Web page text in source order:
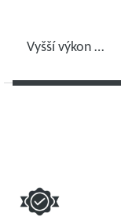
Vyšší výkon vývěvy